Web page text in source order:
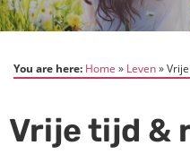
You are here: Home Leven
Vrije tijd &